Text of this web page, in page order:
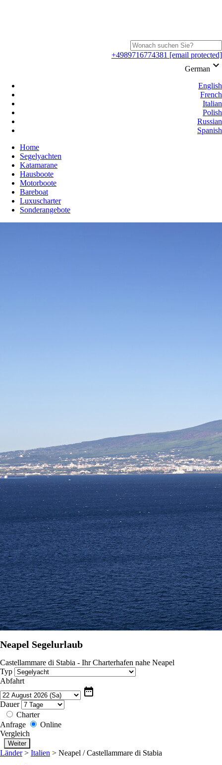
+4989716774381 [email protected]
German keyboard_arrow_down
English
French
Italian
Polish
Russian
Spanish
Home
Segelyachten
Katamarane
Hausboote
Motorboote
Bareboat
Luxuscharter
Sonderangebote
Neapel Segelurlaub
Castellammare di Stabia - Ihr Charterhafen nahe Neapel
Typ
Abfahrt
date_range
Dauer
Charter
Anfrage
Online
Vergleich
Länder> Italien > Neapel / Castellammare di Stabia